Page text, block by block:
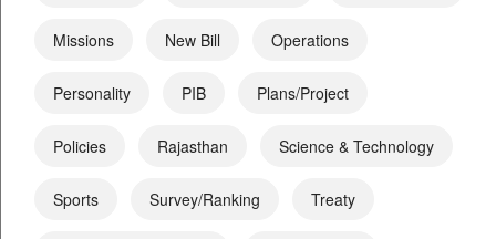
Missions New Bill Operations
Personality PIB Plans/Project
Policies Rajasthan Science & Technology
Sports Survey/Ranking Treaty